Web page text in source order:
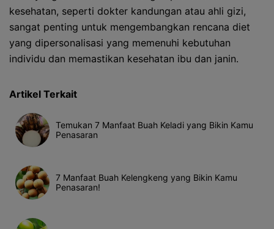
kesehatan, seperti dokter kandungan atau ahli gizi,
sangat penting untuk mengembangkan rencana diet
yang dipersonalisasi yang memenuhi kebutuhan
individu dan memastikan kesehatan ibu dan janin.
Artikel Terkait
Temukan 7 Manfaat Buah Keladi yang Bikin Kamu
Penasaran
7 Manfaat Buah Kelengkeng yang Bikin Kamu
Penasaran!